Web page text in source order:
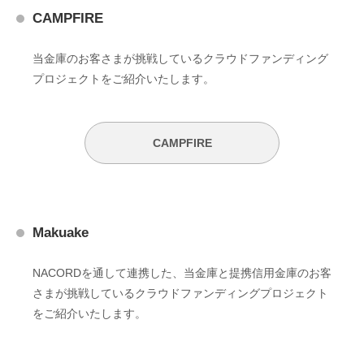
CAMPFIRE
当金庫のお客さまが挑戦しているクラウドファンディング
プロジェクトをご紹介いたします。
CAMPFIRE
Makuake
NACORDを通して連携した、当金庫と提携信用金庫のお客
さまが挑戦しているクラウドファンディングプロジェクト
をご紹介いたします。